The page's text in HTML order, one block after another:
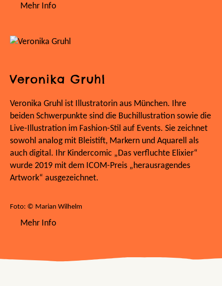
Mehr Info
Veronika Gruhl
Veronika Gruhl ist Illustratorin aus München. Ihre
beiden Schwerpunkte sind die Buchillustration sowie die
Live-Illustration im Fashion-Stil auf Events. Sie zeichnet
sowohl analog mit Bleistift, Markern und Aquarell als
auch digital. Ihr Kindercomic „Das verfluchte Elixier“
wurde 2019 mit dem ICOM-Preis „herausragendes
Artwork“ ausgezeichnet.
Foto: © Marian Wilhelm
Mehr Info